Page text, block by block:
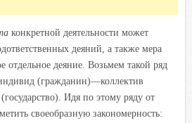
конкретной деятельности может
деяний, а также мера
отдельное деяние. Возьмем такой ряд
(гражданин)—коллектив
Идя по этому ряду от
своеобразную закономерность: